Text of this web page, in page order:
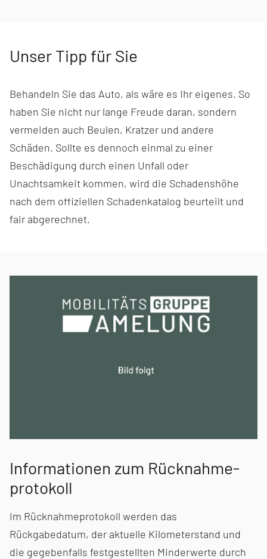
Unser Tipp für Sie
Behandeln Sie das Auto, als wäre es Ihr eigenes. So
haben Sie nicht nur lange Freude daran, sondern
vermeiden auch Beulen, Kratzer und andere
Schäden. Sollte es dennoch einmal zu einer
Beschädigung durch einen Unfall oder
Unachtsamkeit kommen, wird die Schadenshöhe
nach dem offiziellen Schadenkatalog beurteilt und
fair abgerechnet.
Informationen zum Rücknahme­
protokoll
Im Rücknahmeprotokoll werden das
Rückgabedatum, der aktuelle Kilometerstand und
die gegebenfalls festgestellten Minderwerte durch